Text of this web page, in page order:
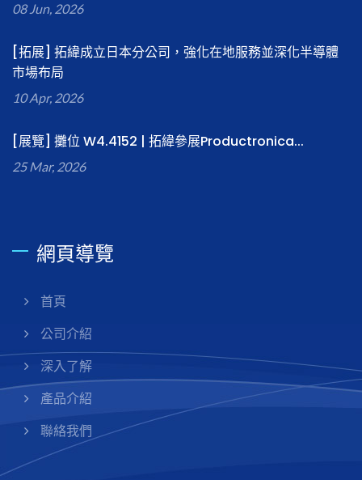
08 Jun, 2026
[拓展] 拓緯成立日本分公司，強化在地服務並深化半導體
市場布局
10 Apr, 2026
[展覽] 攤位 W4.4152 | 拓緯參展Productronica...
25 Mar, 2026
網頁導覽
首頁
公司介紹
深入了解
產品介紹
聯絡我們